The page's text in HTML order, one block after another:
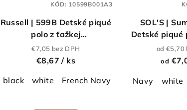
Russell | 599B Detské piqué
polo z ťažkej
bavlny_10.599B
€7,05 bez DPH
€8,67/ ks
black
white French Navy burgundy bright
KÓD: 10599B001A3
SOL'S |
Detské piqué
od €5,70
od
Navy white